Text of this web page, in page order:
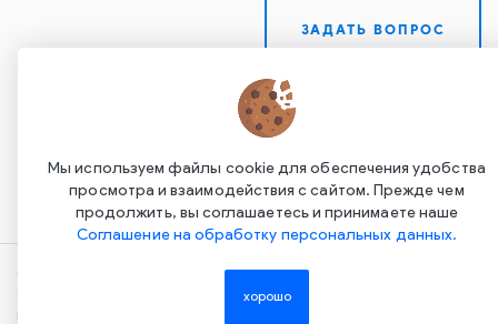
ЗАДАТЬ ВОПРОС
Copyright ©2015-2026. Завод Econex. Производство
светотехнического оборудования. При использовании
Мы используем файлы cookie для обеспечения удобства
просмотра и взаимодействия с сайтом. Прежде чем
продолжить, вы соглашаетесь и принимаете наше
Соглашение на обработку персональных данных.
хорошо